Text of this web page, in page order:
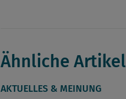
Ähnliche Artikel
AKTUELLES & MEINUNG